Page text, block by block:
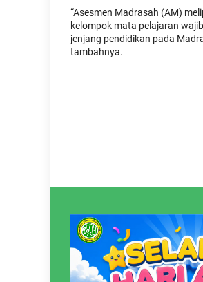
“Asesmen Madrasah (AM)
kelompok mata pelajaran
jenjang pendidikan pada
tambahnya.